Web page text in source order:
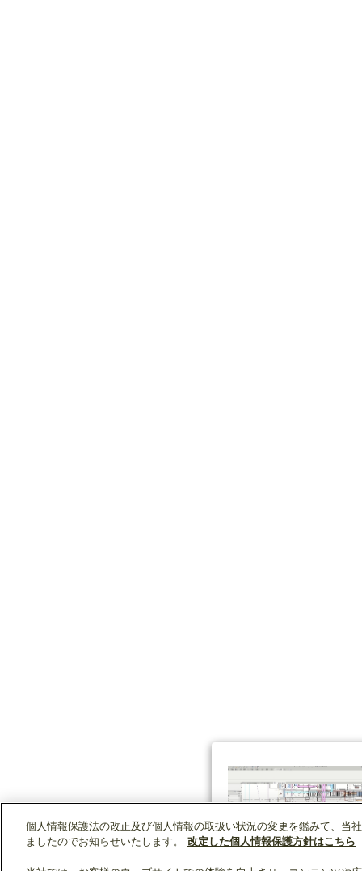
個人情報保護法の改正及び個人情報の取扱い状況の変更を鑑みて、当
ましたのでお知らせいたします。
改定した個人情報保護方針はこちら